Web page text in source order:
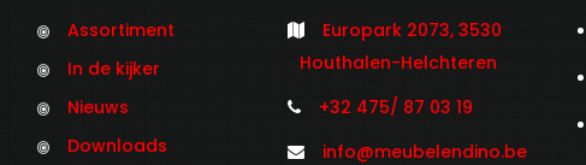
Assortiment
In de kijker
Nieuws
Downloads
Europark 2073, 3530
Houthalen-Helchteren
+32 475/ 87 03 19
info@meubelendino.be